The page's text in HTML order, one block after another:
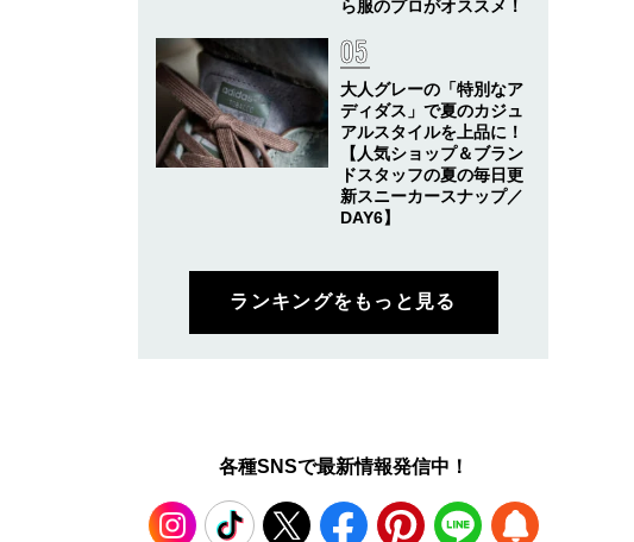
ら服のプロがオススメ！
大人グレーの「特別なア
ディダス」で夏のカジュ
アルスタイルを上品に！
【人気ショップ＆ブラン
ドスタッフの夏の毎日更
新スニーカースナップ／
DAY6】
ランキングをもっと見る
各種SNSで最新情報発信中！